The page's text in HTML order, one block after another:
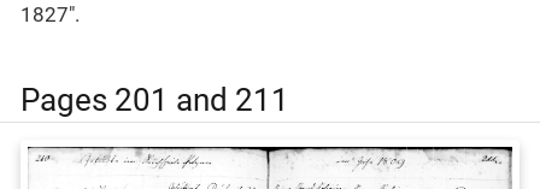
1827".
Pages 201 and 211